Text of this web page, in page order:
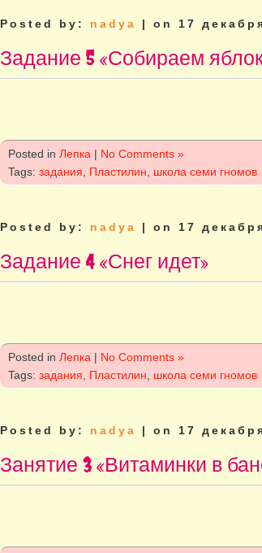
Posted by: nadya | on 17
Задание 5 «Собираем
Posted in Лепка | No Comments »
Tags: задания Пластилин школа семи гномов
Posted by: nadya | on 17
Задание 4 «Снег идет»
Posted in Лепка | No Comments »
Tags: задания Пластилин школа семи гномов
Posted by: nadya | on 17
Занятие 3 «Витаминки в